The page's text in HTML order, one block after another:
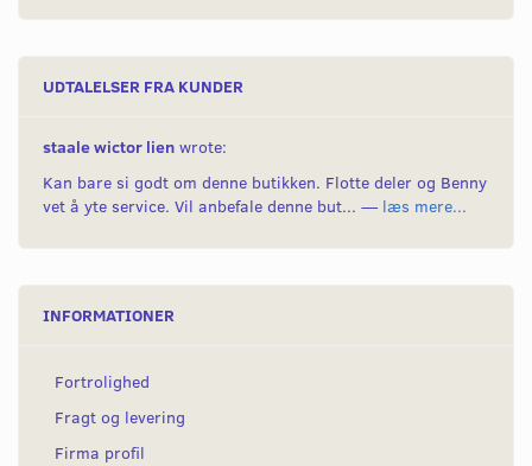
UDTALELSER FRA KUNDER
staale wictor lien wrote:
Kan bare si godt om denne butikken. Flotte deler og Benny
vet å yte service. Vil anbefale denne but... — læs mere...
INFORMATIONER
Fortrolighed
Fragt og levering
Firma profil